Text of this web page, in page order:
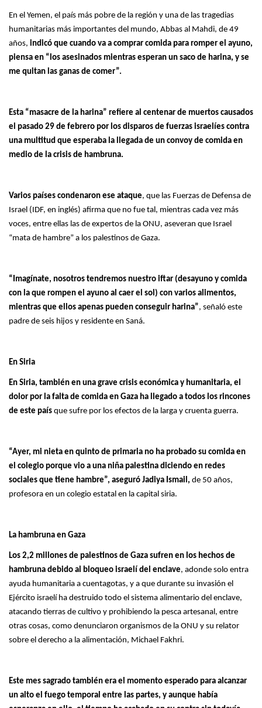
En el Yemen, el país más pobre de la región y una de las tragedias
humanitarias más importantes del mundo, Abbas al Mahdi, de 49
años, indicó que cuando va a comprar comida para romper el ayuno,
piensa en “los asesinados mientras esperan un saco de harina, y se
me quitan las ganas de comer”.
Esta “masacre de la harina” refiere al centenar de muertos causados
el pasado 29 de febrero por los disparos de fuerzas israelíes contra
una multitud que esperaba la llegada de un convoy de comida en
medio de la crisis de hambruna.
Varios países condenaron ese ataque, que las Fuerzas de Defensa de
Israel (IDF, en inglés) afirma que no fue tal, mientras cada vez más
voces, entre ellas las de expertos de la ONU, aseveran que Israel
“mata de hambre” a los palestinos de Gaza.
“Imagínate, nosotros tendremos nuestro iftar (desayuno y comida
con la que rompen el ayuno al caer el sol) con varios alimentos,
mientras que ellos apenas pueden conseguir harina”, señaló este
padre de seis hijos y residente en Saná.
En Siria
En Siria, también en una grave crisis económica y humanitaria, el
dolor por la falta de comida en Gaza ha llegado a todos los rincones
de este país que sufre por los efectos de la larga y cruenta guerra.
“Ayer, mi nieta en quinto de primaria no ha probado su comida en
el colegio porque vio a una niña palestina diciendo en redes
sociales que tiene hambre”, aseguró Jadiya Ismail, de 50 años,
profesora en un colegio estatal en la capital siria.
La hambruna en Gaza
Los 2,2 millones de palestinos de Gaza sufren en los hechos de
hambruna debido al bloqueo israelí del enclave, adonde solo entra
ayuda humanitaria a cuentagotas, y a que durante su invasión el
Ejército israelí ha destruido todo el sistema alimentario del enclave,
atacando tierras de cultivo y prohibiendo la pesca artesanal, entre
otras cosas, como denunciaron organismos de la ONU y su relator
sobre el derecho a la alimentación, Michael Fakhri.
Este mes sagrado también era el momento esperado para alcanzar
un alto el fuego temporal entre las partes, y aunque había